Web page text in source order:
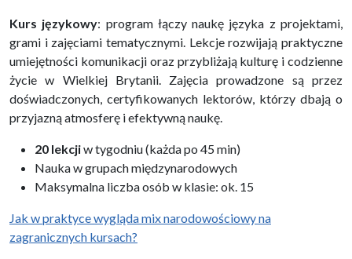
Kurs językowy: program łączy naukę języka z projektami,
grami i zajęciami tematycznymi. Lekcje rozwijają praktyczne
umiejętności komunikacji oraz przybliżają kulturę i codzienne
życie w Wielkiej Brytanii. Zajęcia prowadzone są przez
doświadczonych, certyfikowanych lektorów, którzy dbają o
przyjazną atmosferę i efektywną naukę.
20 lekcjiw tygodniu (każda po 45 min)
Nauka w grupach międzynarodowych
Maksymalna liczba osób w klasie: ok. 15
Jak w praktyce wygląda mix narodowościowy na
zagranicznych kursach?